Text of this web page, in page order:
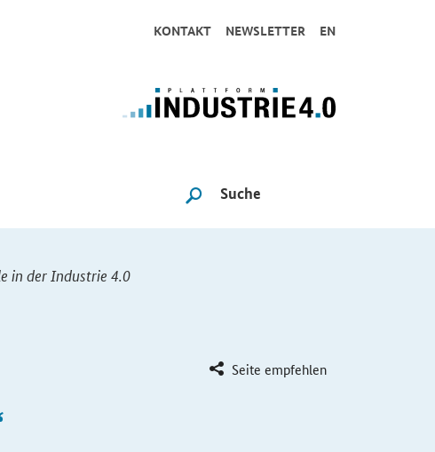
KONTAKT NEWSLETTER EN
Suche
SUCHE STARTEN
in der Industrie 4.0
Seite empfehlen